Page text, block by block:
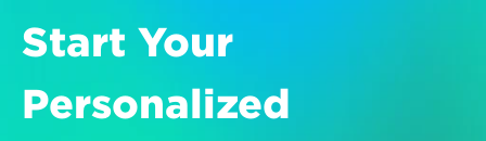
Start Your
Personalized